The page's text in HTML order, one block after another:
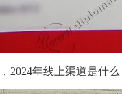
，2024年线上渠道是什